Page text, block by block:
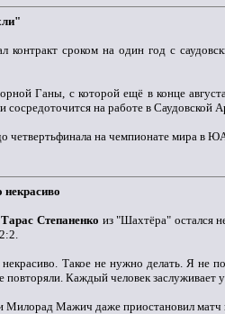
контракт сроком на один год с
Ганы, с которой ещё в конце
сосредоточится на работе в Саудовской
четвертьфинала на чемпионате мира в
некрасиво
Тарас Степаненко из "Шахтёра" остался
Такое не нужно делать. Я
Каждый человек заслуживает
Милорад Мажич даже приостановил матч